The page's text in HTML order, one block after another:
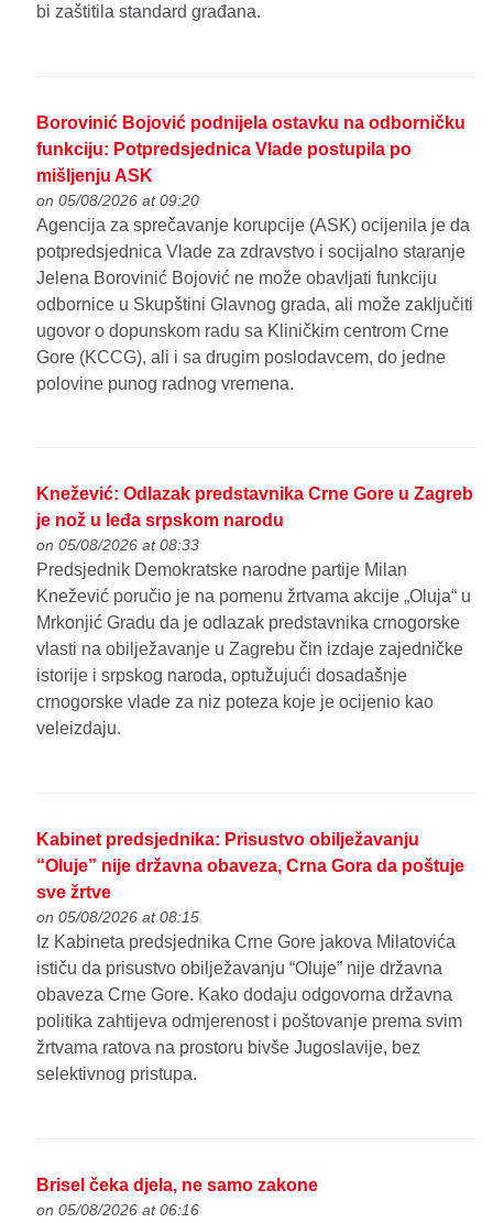
bi zaštitila standard građana.
Borovinić Bojović podnijela ostavku na odborničku
funkciju: Potpredsjednica Vlade postupila po
mišljenju ASK
on 05/08/2026 at 09:20
Agencija za sprečavanje korupcije (ASK) ocijenila je da
potpredsjednica Vlade za zdravstvo i socijalno staranje
Jelena Borovinić Bojović ne može obavljati funkciju
odbornice u Skupštini Glavnog grada, ali može zaključiti
ugovor o dopunskom radu sa Kliničkim centrom Crne
Gore (KCCG), ali i sa drugim poslodavcem, do jedne
polovine punog radnog vremena.
Knežević: Odlazak predstavnika Crne Gore u Zagreb
je nož u leđa srpskom narodu
on 05/08/2026 at 08:33
Predsjednik Demokratske narodne partije Milan
Knežević poručio je na pomenu žrtvama akcije „Oluja“ u
Mrkonjić Gradu da je odlazak predstavnika crnogorske
vlasti na obilježavanje u Zagrebu čin izdaje zajedničke
istorije i srpskog naroda, optužujući dosadašnje
crnogorske vlade za niz poteza koje je ocijenio kao
veleizdaju.
Kabinet predsjednika: Prisustvo obilježavanju
“Oluje” nije državna obaveza, Crna Gora da poštuje
sve žrtve
on 05/08/2026 at 08:15
Iz Kabineta predsjednika Crne Gore jakova Milatovića
ističu da prisustvo obilježavanju “Oluje” nije državna
obaveza Crne Gore. Kako dodaju odgovorna državna
politika zahtijeva odmjerenost i poštovanje prema svim
žrtvama ratova na prostoru bivše Jugoslavije, bez
selektivnog pristupa.
Brisel čeka djela, ne samo zakone
on 05/08/2026 at 06:16